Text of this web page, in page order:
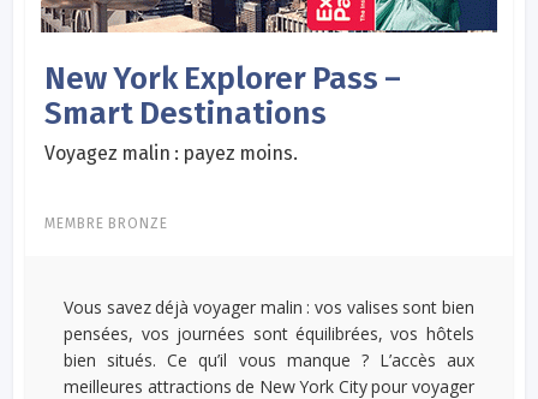
New York Explorer Pass –
Smart Destinations
Voyagez malin : payez moins.
MEMBRE BRONZE
Vous savez déjà voyager malin : vos valises sont bien
pensées, vos journées sont équilibrées, vos hôtels
bien situés. Ce qu’il vous manque ? L’accès aux
meilleures attractions de New York City pour voyager